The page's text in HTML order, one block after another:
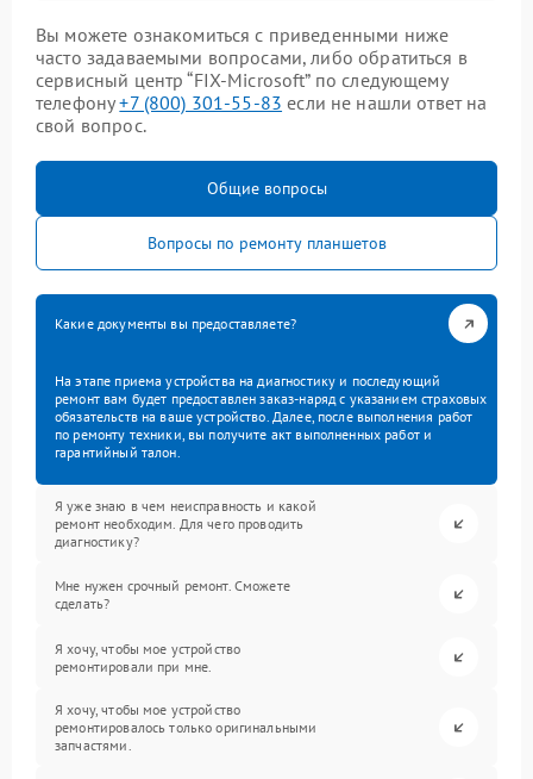
Вы можете ознакомиться с приведенными ниже
часто задаваемыми вопросами, либо обратиться в
сервисный центр “FIX-Microsoft” по следующему
телефону+7 (800) 301-55-83 если не нашли ответ на
свой вопрос.
Общие вопросы
Вопросы по ремонту планшетов
Какие документы вы предоставляете?
На этапе приема устройства на диагностику и последующий
ремонт вам будет предоставлен заказ-наряд с указанием страховых
обязательств на ваше устройство. Далее, после выполнения работ
по ремонту техники, вы получите акт выполненных работ и
гарантийный талон.
Я уже знаю в чем неисправность и какой
ремонт необходим. Для чего проводить
диагностику?
Мне нужен срочный ремонт. Сможете
сделать?
Я хочу, чтобы мое устройство
ремонтировали при мне.
Я хочу, чтобы мое устройство
ремонтировалось только оригинальными
запчастями.